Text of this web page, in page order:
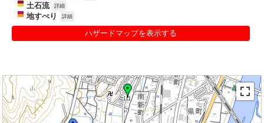
土石流 詳細
地すべり 詳細
ハザードマップを表示する